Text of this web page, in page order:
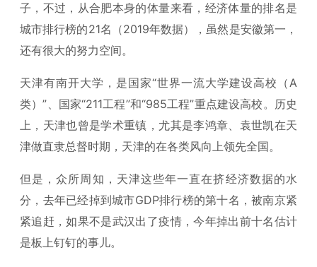
子，不过，从合肥本身的体量来看，经济体量的排名是
城市排行榜的21名（2019年数据），虽然是安徽第一，
还有很大的努力空间。
天津有南开大学，是国家“世界一流大学建设高校（A
类）”、国家“211工程”和“985工程”重点建设高校。历史
上，天津也曾是学术重镇，尤其是李鸿章、袁世凯在天
津做直隶总督时期，天津的在各类风向上领先全国。
但是，众所周知，天津这些年一直在挤经济数据的水
分，去年已经掉到城市GDP排行榜的第十名，被南京紧
紧追赶，如果不是武汉出了疫情，今年掉出前十名估计
是板上钉钉的事儿。